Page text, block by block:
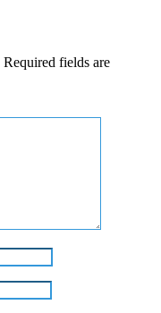
Required fields are